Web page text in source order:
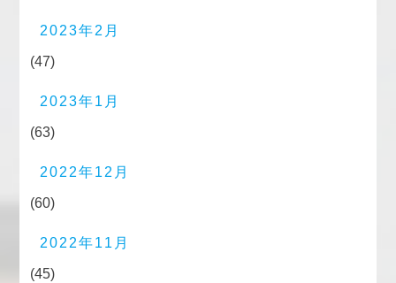
2023年2月
(47)
2023年1月
(63)
2022年12月
(60)
2022年11月
(45)